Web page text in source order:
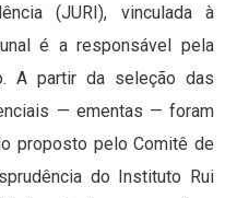
(JURI), vinculada à
é a responsável pela
A partir da seleção das
— ementas — foram
proposto pelo Comitê de
do Instituto Rui